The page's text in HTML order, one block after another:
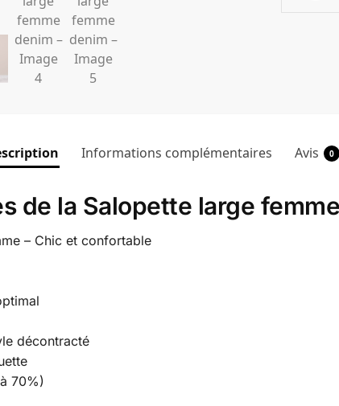
Informations complémentaires Avis 0
de la Salopette large
– Chic et confortable
décontracté
70%)